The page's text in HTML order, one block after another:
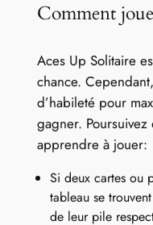
Comment
Aces Up Solitaire
chance.
d’habileté pour
gagner.
apprendre à jouer:
Si deux cartes ou
tableau se
de leur pile